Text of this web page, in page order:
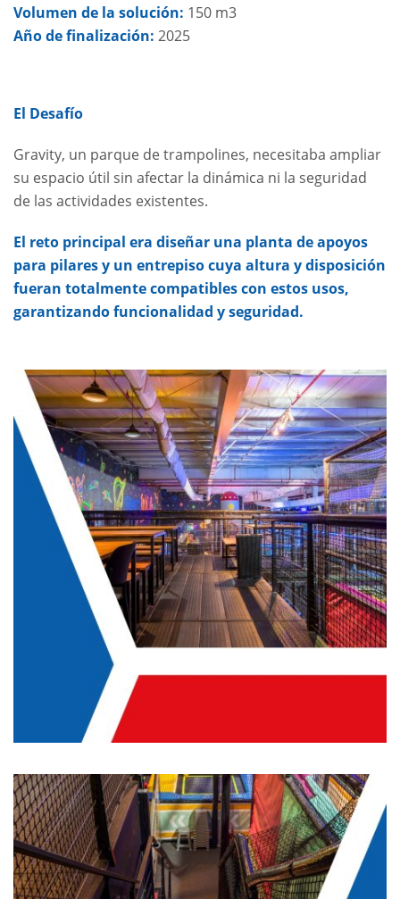
Volumen de la solución: 150 m3
Año de finalización: 2025
El Desafío
Gravity, un parque de trampolines, necesitaba ampliar
su espacio útil sin afectar la dinámica ni la seguridad
de las actividades existentes.
El reto principal era diseñar una planta de apoyos
para pilares y un entrepiso cuya altura y disposición
fueran totalmente compatibles con estos usos,
garantizando funcionalidad y seguridad.